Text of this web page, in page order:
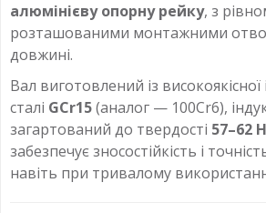
алюмінієву опорну рейку, з
розташованими монтажними
довжині.
Вал виготовлений із
сталі GCr15(аналог — 100Cr6),
загартований до твердості 57–62
забезпечує зносостійкість і
навіть при тривалому